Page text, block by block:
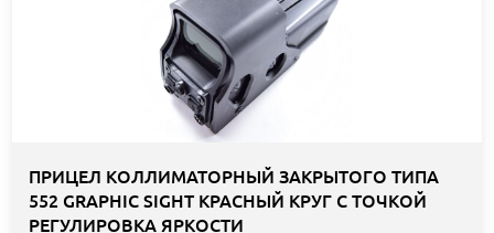
ПРИЦЕЛ КОЛЛИМАТОРНЫЙ ЗАКРЫТОГО ТИПА
552 GRAPHIC SIGHT КРАСНЫЙ КРУГ С ТОЧКОЙ
РЕГУЛИРОВКА ЯРКОСТИ